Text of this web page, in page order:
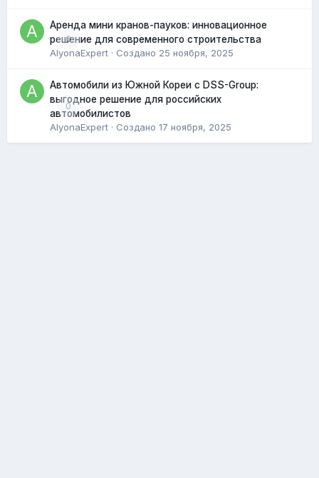
0
Аренда мини кранов-пауков: инновационное
решение для современного строительства
AlyonaExpert · Создано 25 ноября, 2025
0
Автомобили из Южной Кореи с DSS-Group:
выгодное решение для российских
автомобилистов
AlyonaExpert · Создано 17 ноября, 2025